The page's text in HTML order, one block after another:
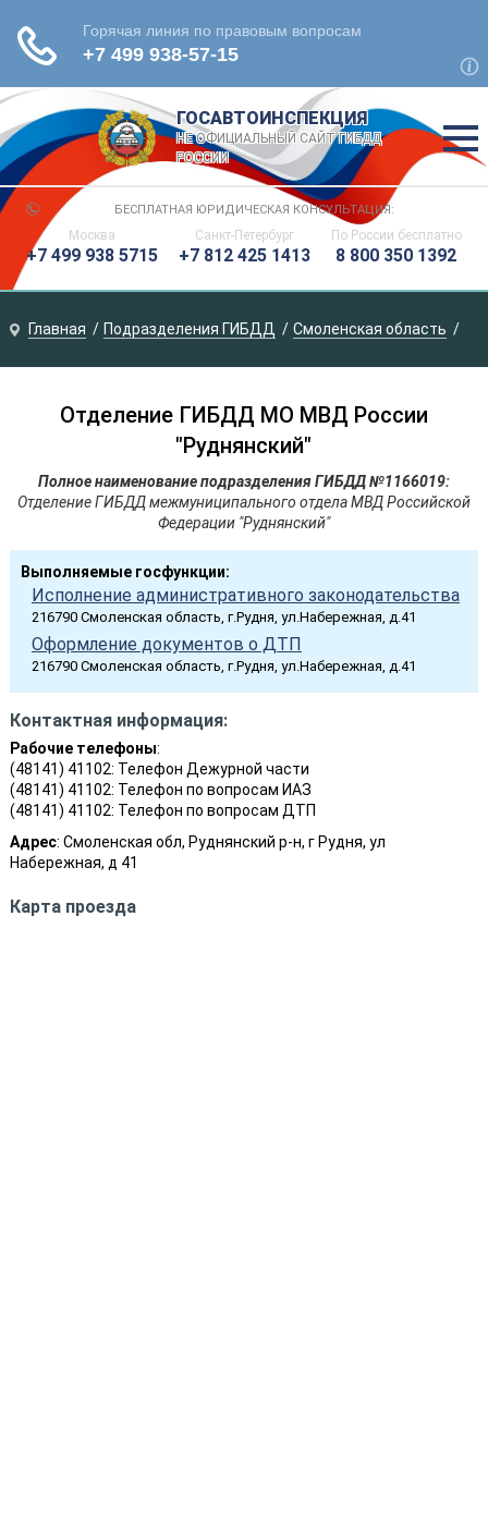
ГОСАВТОИНСПЕКЦИЯ
НЕ ОФИЦИАЛЬНЫЙ САЙТ ГИБДД
РОССИИ
БЕСПЛАТНАЯ ЮРИДИЧЕСКАЯ КОНСУЛЬТАЦИЯ:
Москва
+7 499 938 5715
Санкт-Петербург
+7 812 425 1413
По России бесплатно
8 800 350 1392
Главная Подразделения ГИБДД Смоленская область
Отделение ГИБДД МО МВД России
"Руднянский"
Полное наименование подразделения ГИБДД №1166019:
Отделение ГИБДД межмуниципального отдела МВД Российской
Федерации "Руднянский"
Выполняемые госфункции:
Исполнение административного законодательства
216790 Смоленская область, г.Рудня, ул.Набережная, д.41
Оформление документов о ДТП
216790 Смоленская область, г.Рудня, ул.Набережная, д.41
Контактная информация:
Рабочие телефоны:
(48141) 41102: Телефон Дежурной части
(48141) 41102: Телефон по вопросам ИАЗ
(48141) 41102: Телефон по вопросам ДТП
Адрес: Смоленская обл, Руднянский р-н, г Рудня, ул
Набережная, д 41
Карта проезда